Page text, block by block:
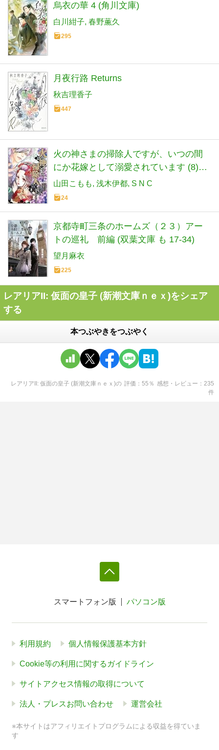
烏衣の華 4 (角川文庫)
白川紺子 春野薫久
295
月夜行路 Returns
秋吉理香子
447
火の神さまの掃除人ですが、いつの間
にか花嫁として溺愛されています (8)
(フラワーコミックスα)
山田こもも 浅木伊都 S N C
24
京都寺町三条のホームズ（２３）アー
トの巡礼 前編 (双葉文庫 も 17-34)
望月麻衣
225
レアリアII: 仮面の皇子 (新潮文庫ｎｅｘ)をシェア
する
本つぶやきをつぶやく
レアリアII: 仮面の皇子 (新潮文庫ｎｅｘ)の 評価 55 ％ 感想・レビュー
235
件
スマートフォン版 パソコン版
利用規約 個人情報保護基本方針
Cookie等の利用に関するガイドライン
サイトアクセス情報の取得について
法人・プレスお問い合わせ 運営会社
※本サイトはアフィリエイトプログラムによる収益を得ていま
す